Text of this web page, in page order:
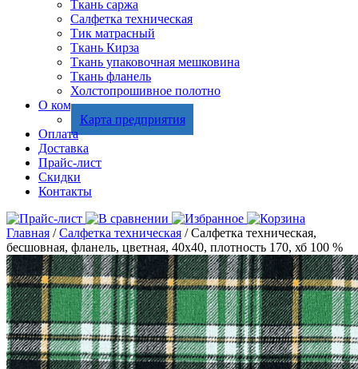
Ткань саржа
Салфетка техническая
Тик матрасный
Ткань Кирза
Ткань упаковочная мешковина
Ткань фланель
Холстопрошивное полотно
О компании
Карта предприятия
Оплата
Доставка
Прайс-лист
Скидки
Контакты
Главная /Салфетка техническая / Салфетка техническая,
бесшовная, фланель, цветная, 40х40, плотность 170, хб 100 %